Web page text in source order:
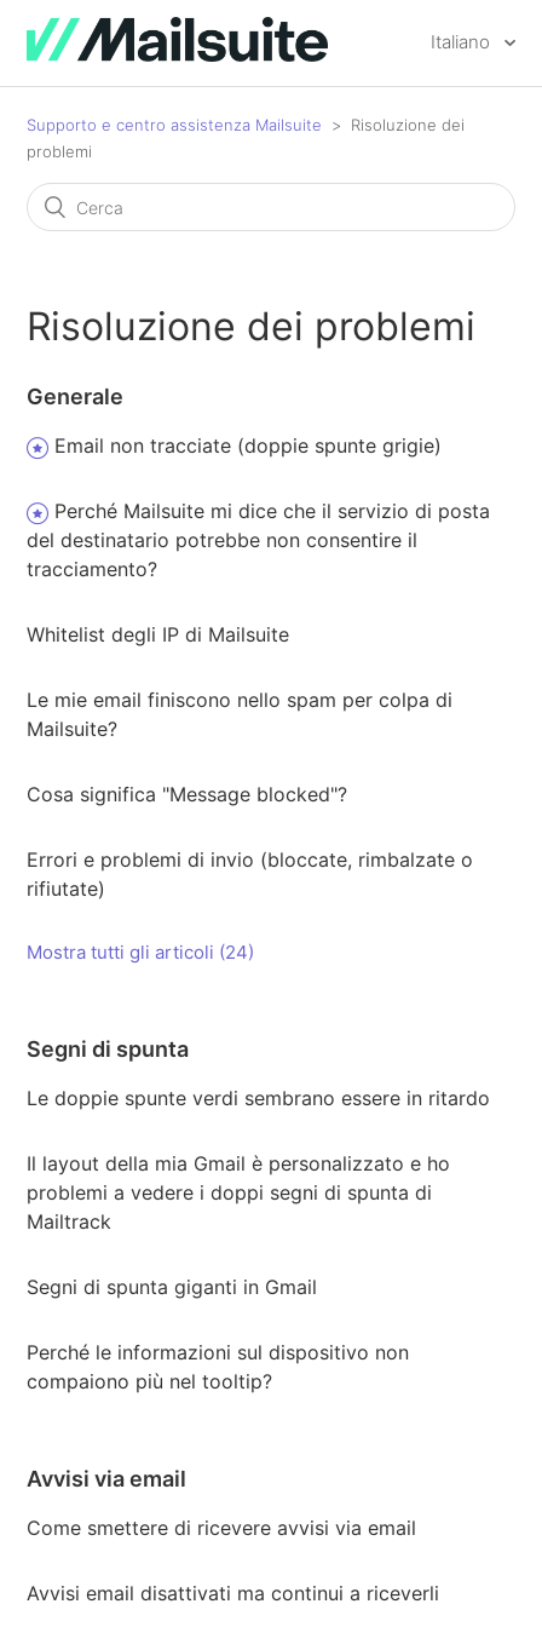
Italiano
Supporto e centro assistenza Mailsuite
Risoluzione dei
problemi
Risoluzione dei problemi
Generale
Email non tracciate (doppie spunte grigie)
Perché Mailsuite mi dice che il servizio di posta
del destinatario potrebbe non consentire il
tracciamento?
Whitelist degli IP di Mailsuite
Le mie email finiscono nello spam per colpa di
Mailsuite?
Cosa significa "Message blocked"?
Errori e problemi di invio (bloccate, rimbalzate o
rifiutate)
Mostra tutti gli articoli (24)
Segni di spunta
Le doppie spunte verdi sembrano essere in ritardo
Il layout della mia Gmail è personalizzato e ho
problemi a vedere i doppi segni di spunta di
Mailtrack
Segni di spunta giganti in Gmail
Perché le informazioni sul dispositivo non
compaiono più nel tooltip?
Avvisi via email
Come smettere di ricevere avvisi via email
Avvisi email disattivati ma continui a riceverli